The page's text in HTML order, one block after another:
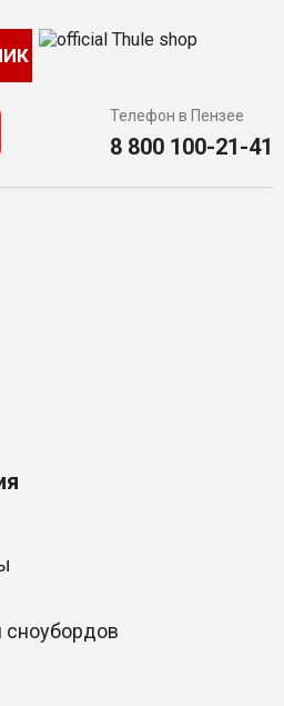
Телефон в Пензее
8 800 100-21-41